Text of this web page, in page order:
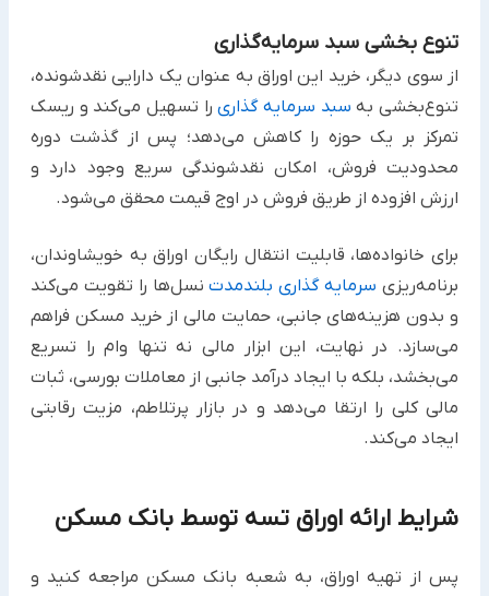
تنوع بخشی سبد سرمایه‌گذاری
از سوی دیگر، خرید این اوراق به عنوان یک دارایی نقدشونده،
تنوع‌بخشی به سبد سرمایه‌ گذاریرا تسهیل می‌کند و ریسک
تمرکز بر یک حوزه را کاهش می‌دهد؛ پس از گذشت دوره
محدودیت فروش، امکان نقدشوندگی سریع وجود دارد و
ارزش افزوده از طریق فروش در اوج قیمت محقق می‌شود.
برای خانواده‌ها، قابلیت انتقال رایگان اوراق به خویشاوندان،
برنامه‌ریزی سرمایه گذاری بلندمدتنسل‌ها را تقویت می‌کند
و بدون هزینه‌های جانبی، حمایت مالی از خرید مسکن فراهم
می‌سازد. در نهایت، این ابزار مالی نه تنها وام را تسریع
می‌بخشد، بلکه با ایجاد درآمد جانبی از معاملات بورسی، ثبات
مالی کلی را ارتقا می‌دهد و در بازار پرتلاطم، مزیت رقابتی
ایجاد می‌کند.
شرایط ارائه اوراق تسه توسط بانک مسکن
پس از تهیه اوراق، به شعبه بانک مسکن مراجعه کنید و